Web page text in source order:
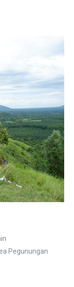
Pegunungan